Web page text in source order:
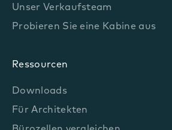
Unser Verkaufsteam
Probieren Sie eine Kabine aus
Ressourcen
Downloads
Für Architekten